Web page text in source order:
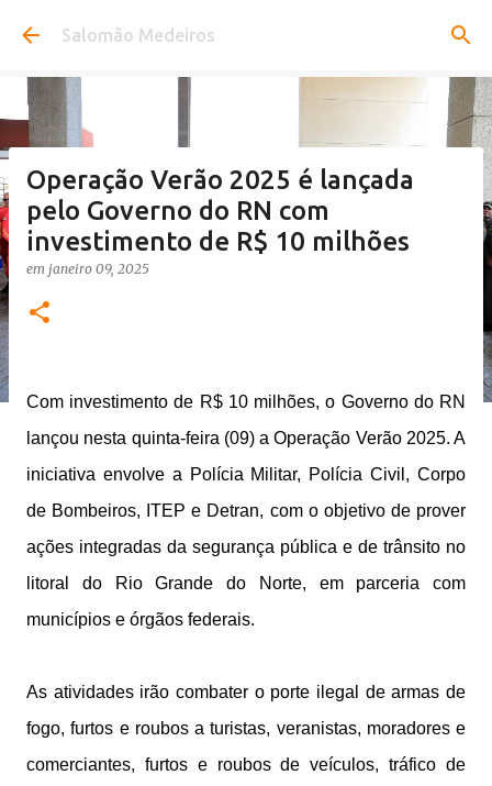
Pular para o conteúdo principal
Salomão Medeiros
Operação Verão 2025 é lançada
pelo Governo do RN com
investimento de R$ 10 milhões
em janeiro 09, 2025
Com investimento de R$ 10 milhões, o Governo do RN
lançou nesta quinta-feira (09) a Operação Verão 2025. A
iniciativa envolve a Polícia Militar, Polícia Civil, Corpo
de Bombeiros, ITEP e Detran, com o objetivo de prover
ações integradas da segurança pública e de trânsito no
litoral do Rio Grande do Norte, em parceria com
municípios e órgãos federais.
As atividades irão combater o porte ilegal de armas de
fogo, furtos e roubos a turistas, veranistas, moradores e
comerciantes, furtos e roubos de veículos, tráfico de